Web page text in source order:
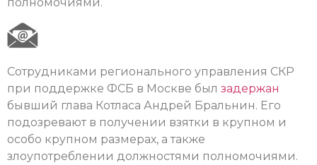
Сотрудниками регионального управления СКР
при поддержке ФСБ в Москве был задержан
бывший глава Котласа Андрей Бральнин. Его
подозревают в получении взятки в крупном и
особо крупном размерах, а также
злоупотреблении должностями полномочиями.